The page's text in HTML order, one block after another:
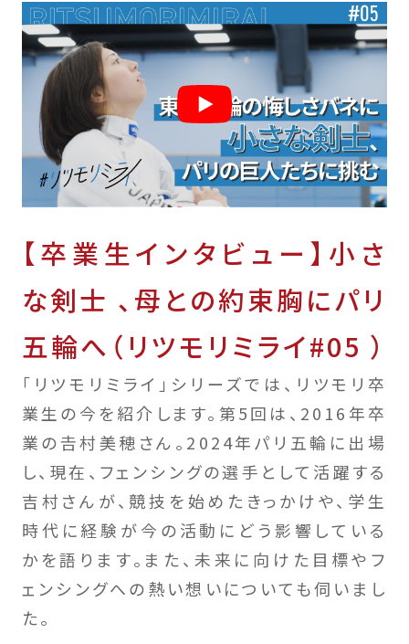
【卒業生インタビュー】小さ
な剣士 、母との約束胸にパリ
五輪へ（リツモリミライ#05 ）
「リツモリミライ」シリーズでは、リツモリ卒
業生の今を紹介します。第5回は、2016年卒
業の𠮷村美穂さん。2024年パリ五輪に出場
し、現在、フェンシングの選手として活躍する
吉村さんが、競技を始めたきっかけや、学生
時代に経験が今の活動にどう影響している
かを語ります。また、未来に向けた目標やフ
ェンシングへの熱い想いについても伺いまし
た。